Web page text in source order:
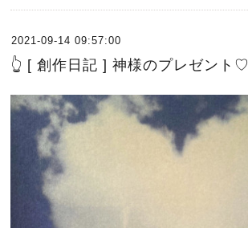
2021-09-14 09:57:00
👆 [ 創作日記 ] 神様のプレゼント♡